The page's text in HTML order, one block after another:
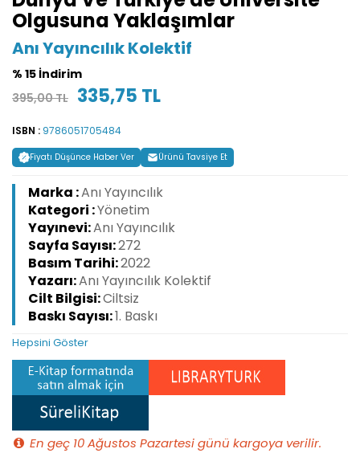
Olgusuna Yaklaşımlar
Anı Yayıncılık Kolektif
% 15 İndirim
395,00 TL 335,75 TL
ISBN : 9786051705484
Fiyatı Düşünce Haber Ver Ürünü Tavsiye Et
Marka :Anı Yayıncılık
Kategori :Yönetim
Yayınevi:Anı Yayıncılık
Sayfa Sayısı:272
Basım Tarihi:2022
Yazarı:Anı Yayıncılık Kolektif
Cilt Bilgisi:Ciltsiz
Baskı Sayısı:1. Baskı
Hepsini Göster
En geç 10 Ağustos Pazartesi günü kargoya verilir.